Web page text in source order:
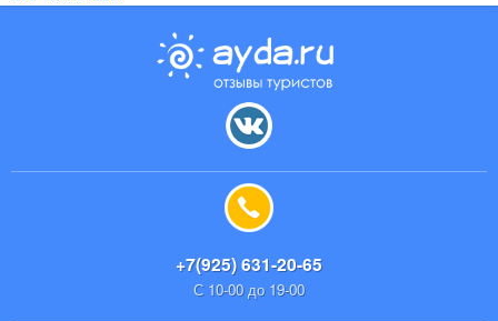
+7(925) 631-20-65
С 10-00 до 19-00